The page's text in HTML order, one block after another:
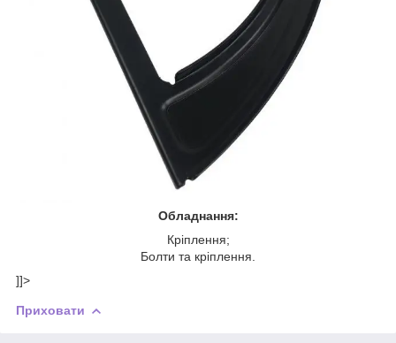
Обладнання:
Кріплення;
Болти та кріплення.
]]>
Приховати